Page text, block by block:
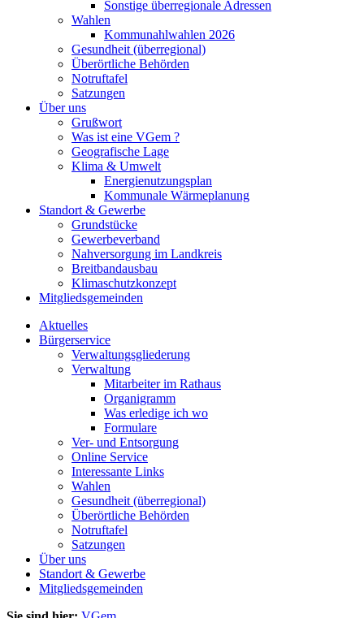
Sonstige überregionale Adressen
Wahlen
Kommunahlwahlen 2026
Gesundheit (überregional)
Überörtliche Behörden
Notruftafel
Satzungen
Über uns
Grußwort
Was ist eine VGem ?
Geografische Lage
Klima & Umwelt
Energienutzungsplan
Kommunale Wärmeplanung
Standort & Gewerbe
Grundstücke
Gewerbeverband
Nahversorgung im Landkreis
Breitbandausbau
Klimaschutzkonzept
Mitgliedsgemeinden
Aktuelles
Bürgerservice
Verwaltungsgliederung
Verwaltung
Mitarbeiter im Rathaus
Organigramm
Was erledige ich wo
Formulare
Ver- und Entsorgung
Online Service
Interessante Links
Wahlen
Gesundheit (überregional)
Überörtliche Behörden
Notruftafel
Satzungen
Über uns
Standort & Gewerbe
Mitgliedsgemeinden